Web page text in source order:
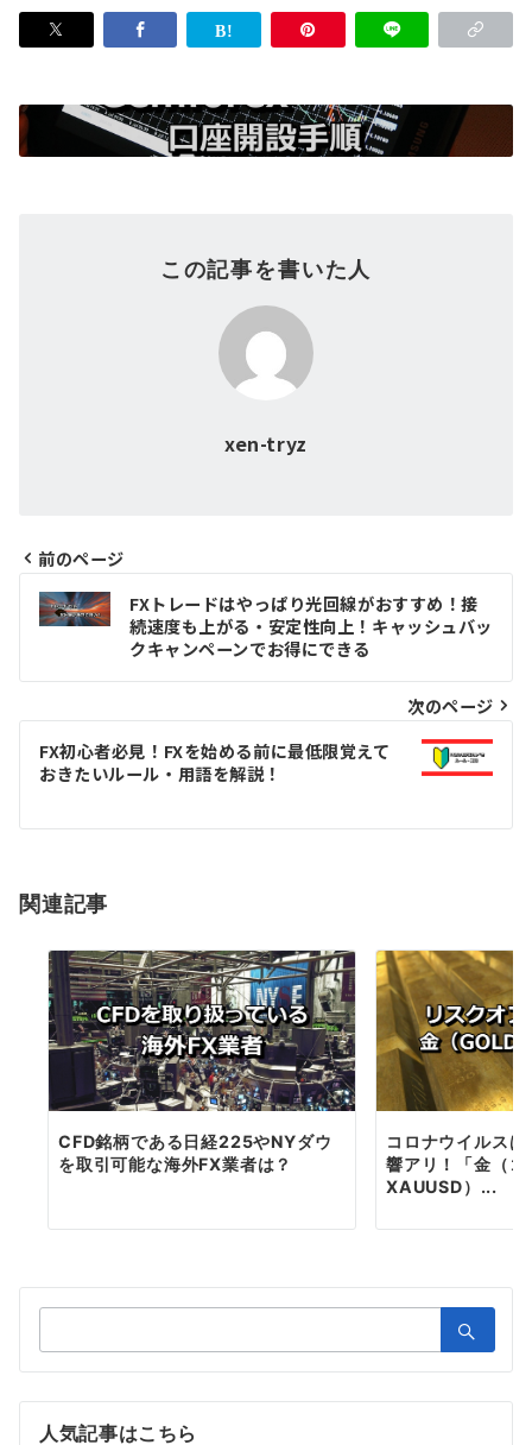
この記事を書いた人
xen-tryz
投
稿
ビ
ゲ
シ
ン
前のページ
FXトレードはやっぱり光回線がおすすめ！接
続速度も上がる・安定性向上！キャッシュバッ
クキャンペーンでお得にできる
次のページ
FX初心者必見！FXを始める前に最低限覚えて
おきたいルール・用語を解説！
関連記事
CFD銘柄である日経225やNYダウ
を取引可能な海外FX業者は？
コロナウイルス
響アリ！「金（ゴ
XAUUSD）...
索：
人気記事はこちら